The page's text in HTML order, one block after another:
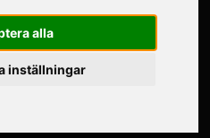
alla
inställningar